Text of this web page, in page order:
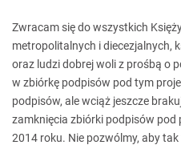
Zwracam się do wszystkich
metropolitalnych i diecezjalnych,
oraz ludzi dobrej woli z prośbą o
w zbiórkę podpisów pod tym
podpisów, ale wciąż jeszcze
zamknięcia zbiórki podpisów pod
2014 roku. Nie pozwólmy, aby